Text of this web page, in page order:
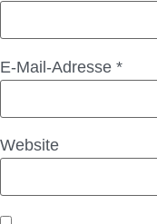
E-Mail-Adresse *
Website